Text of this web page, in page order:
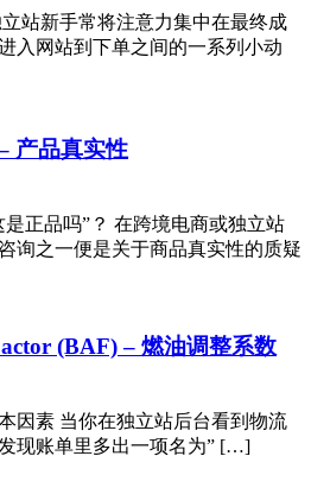
站新手常将注意力集中在最终成
入网站到下单之间的一系列小动
产品真实性
正品吗”？ 在跨境电商或独立站
询之一便是关于商品真实性的质疑
(BAF) – 燃油调整系数
因素 当你在独立站后台看到物流
现账单里多出一项名为” […]